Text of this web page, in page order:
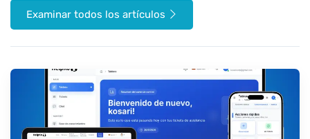
Examinar todos los artículos